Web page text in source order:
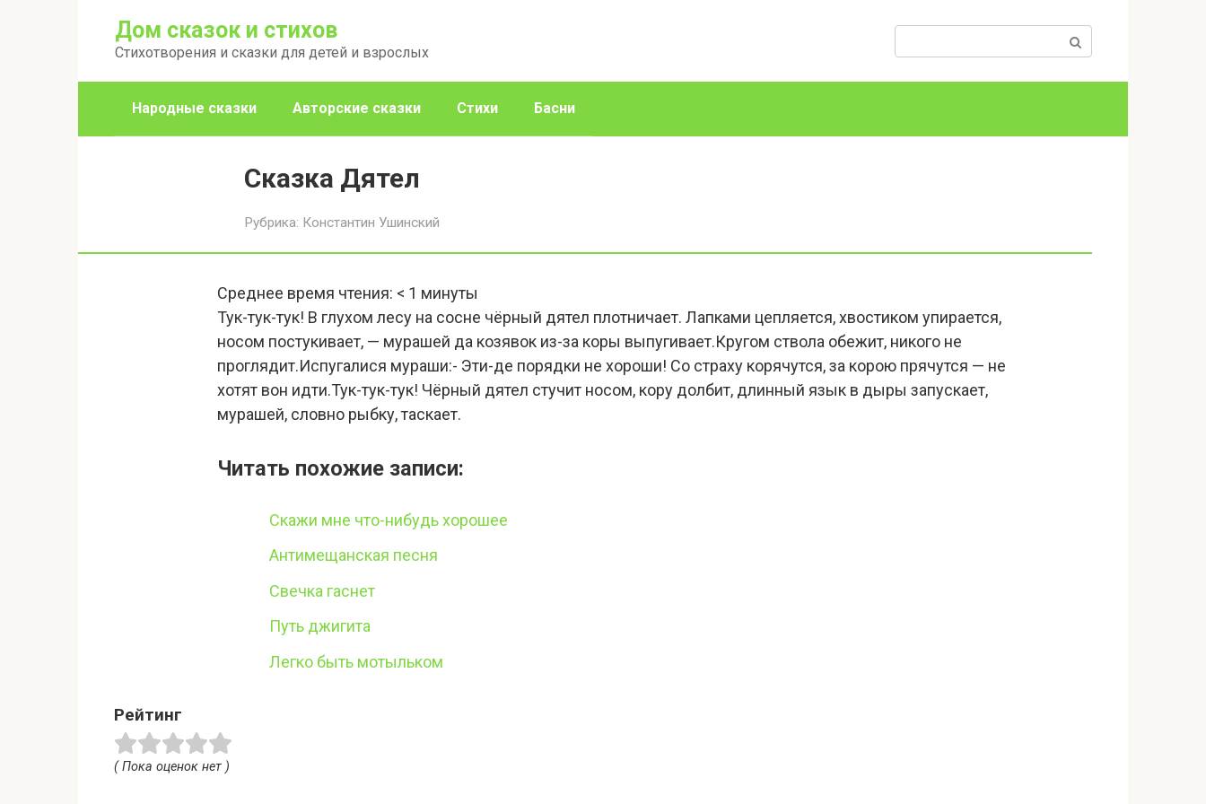
Дом сказок и стихов
Стихотворения и сказки для детей и взрослых
Народные сказки Авторские сказки Стихи Басни
Сказка Дятел
Рубрика: Константин Ушинский
Среднее время чтения: < 1 минуты
Тук-тук-тук! В глухом лесу на сосне чёрный дятел плотничает. Лапками цепляется, хвостиком упирается,
носом постукивает, — мурашей да козявок из-за коры выпугивает.Кругом ствола обежит, никого не
проглядит.Испугалися мураши:- Эти-де порядки не хороши! Со страху корячутся, за корою прячутся — не
хотят вон идти.Тук-тук-тук! Чёрный дятел стучит носом, кору долбит, длинный язык в дыры запускает,
мурашей, словно рыбку, таскает.
Читать похожие записи:
Скажи мне что-нибудь хорошее
Антимещанская песня
Свечка гаснет
Путь джигита
Легко быть мотыльком
Рейтинг
( Пока оценок нет )